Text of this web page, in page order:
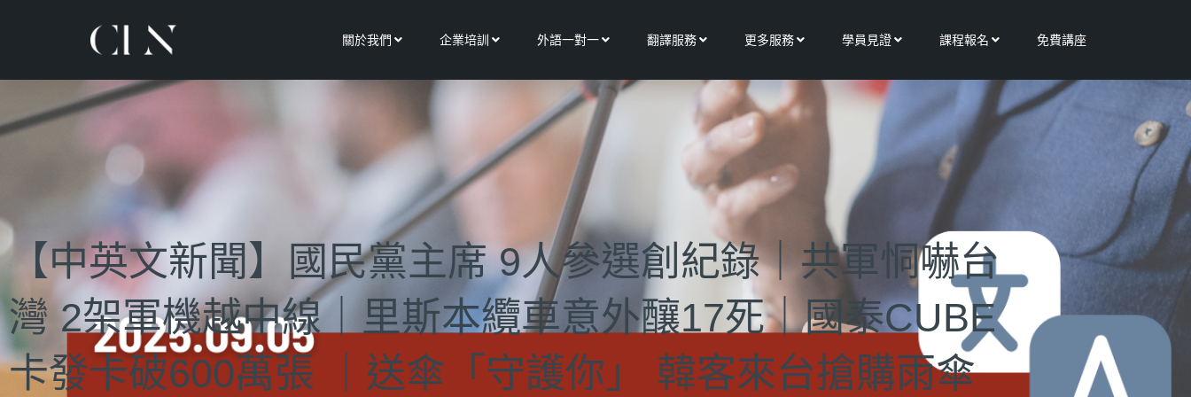
關於我們 Open 關於我們
企業培訓 Open 企業培訓
外語一對一Open 外語一對一
翻譯服務Open 翻譯服務
更多服務Open 更多服務
學員見證Open 學員見證
課程報名 Open 課程報名
免費講座
【中英文新聞】國民黨主席 9人參選創紀錄｜共軍恫嚇台
灣 2架軍機越中線｜里斯本纜車意外釀17死｜國泰CUBE
卡發卡破600萬張 ｜送傘「守護你」 韓客來台搶購雨傘